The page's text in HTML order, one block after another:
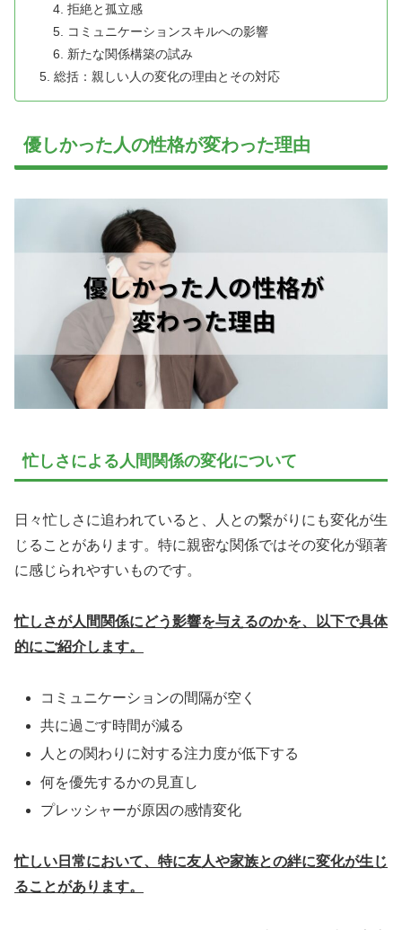
拒絶と孤立感
コミュニケーションスキルへの影響
新たな関係構築の試み
総括：親しい人の変化の理由とその対応
優しかった人の性格が変わった理由
忙しさによる人間関係の変化について
日々忙しさに追われていると、人との繋がりにも変化が生
じることがあります。特に親密な関係ではその変化が顕著
に感じられやすいものです。
忙しさが人間関係にどう影響を与えるのかを、以下で具体
的にご紹介します。
コミュニケーションの間隔が空く
共に過ごす時間が減る
人との関わりに対する注力度が低下する
何を優先するかの見直し
プレッシャーが原因の感情変化
忙しい日常において、特に友人や家族との絆に変化が生じ
ることがあります。